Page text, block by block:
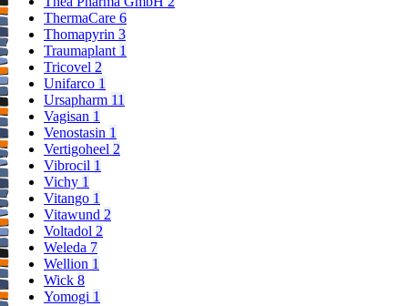
ThermaCare 6
Thomapyrin 3
Traumaplant 1
Tricovel 2
Unifarco 1
Ursapharm 11
Vagisan 1
Venostasin 1
Vertigoheel 2
Vibrocil 1
Vichy 1
Vitango 1
Vitawund 2
Voltadol 2
Weleda 7
Wellion 1
Wick 8
Yomogi 1